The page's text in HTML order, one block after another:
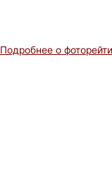
Подробнее о